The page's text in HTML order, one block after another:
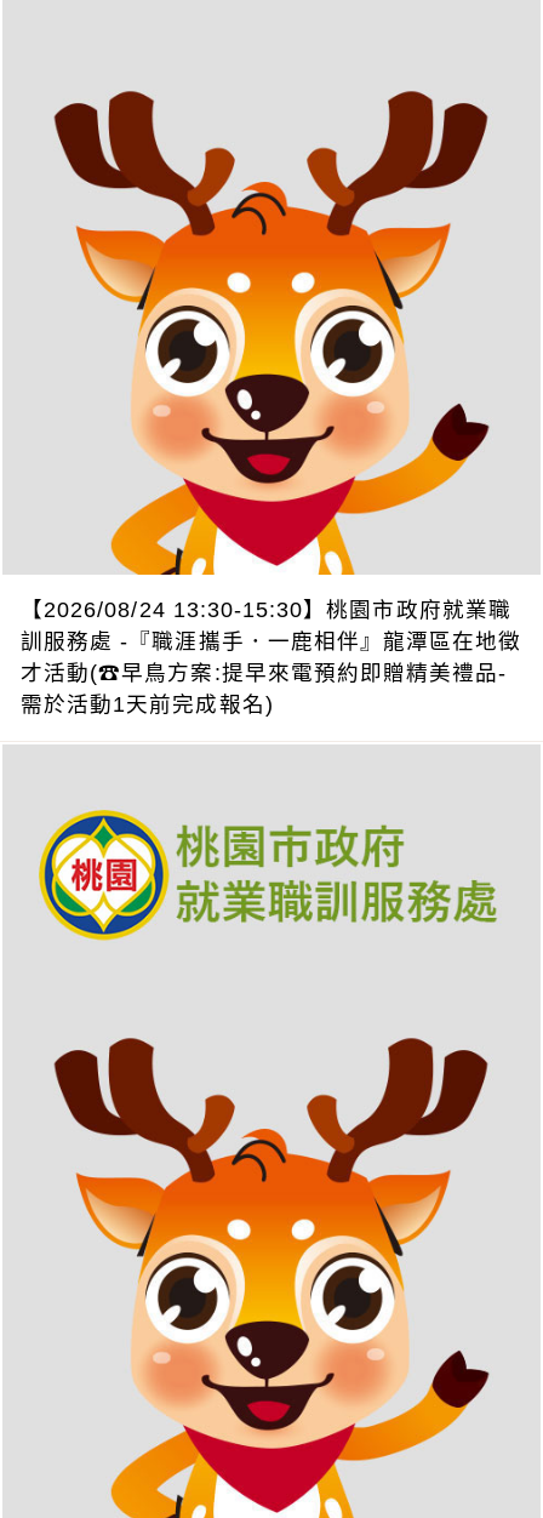
【2026/08/24 13:30-15:30】桃園市政府就業職
訓服務處 -『職涯攜手．一鹿相伴』龍潭區在地徵
才活動(☎早鳥方案:提早來電預約即贈精美禮品-
需於活動1天前完成報名)